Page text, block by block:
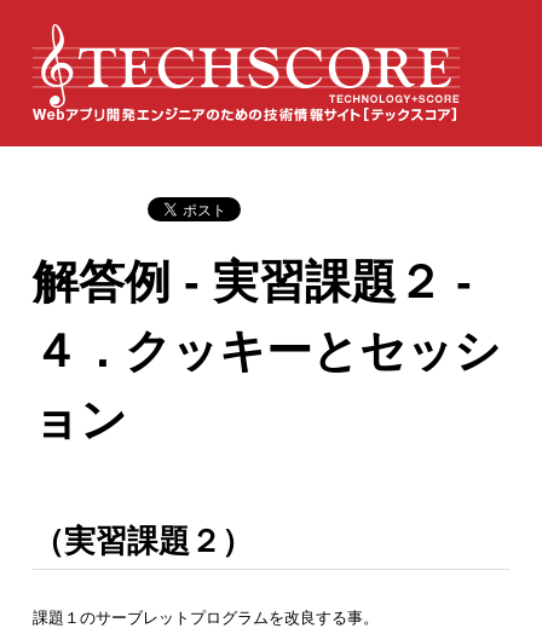
解答例 - 実習課題２ -
４．クッキーとセッシ
ョン
（実習課題２）
課題１のサーブレットプログラムを改良する事。